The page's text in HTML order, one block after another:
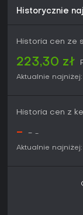
Historycznie
Historia cen ze
223,30 zł
Aktualnie najniżej:
Historia cen z
- - -
Aktualnie najniżej: